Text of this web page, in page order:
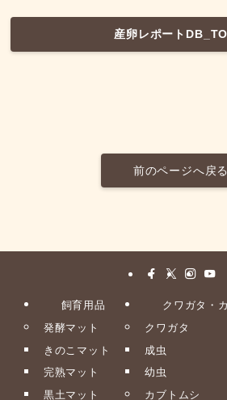
産卵レポート
前のページへ戻る
飼育用品
発酵マット
きのこマット
完熟マット
黒土マット
クワガタ・
クワガタ
成虫
幼虫
カブトムシ